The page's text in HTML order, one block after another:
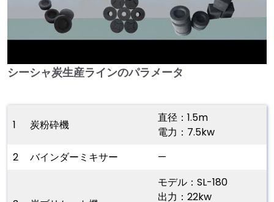
シーシャ炭生産ラインのパラメータ
1 炭粉砕機
直径：1.5m
電力：7.5kw
2
バインダーミキサー —
モデル：SL-180
出力：22kw